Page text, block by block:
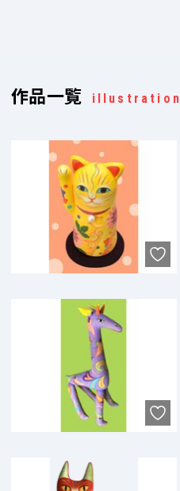
作品一覧 illustration